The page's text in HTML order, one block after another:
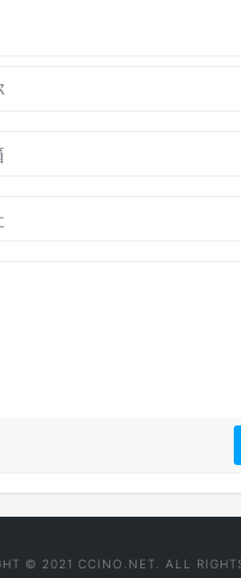
© 2021 CCINO.NET. ALL RIGHTS